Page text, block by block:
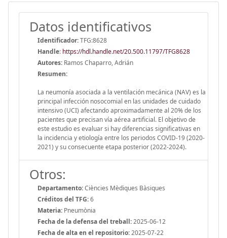
Datos identificativos
Identificador:TFG:8628
Handle: https://hdl.handle.net/20.500.11797/TFG8628
Autores: Ramos Chaparro, Adrián
Resumen:
La neumonía asociada a la ventilación mecánica (NAV) es la
principal infección nosocomial en las unidades de cuidado
intensivo (UCI) afectando aproximadamente al 20% de los
pacientes que precisan vía aérea artificial. El objetivo de
este estudio es evaluar si hay diferencias significativas en
la incidencia y etiología entre los periodos COVID-19 (2020-
2021) y su consecuente etapa posterior (2022-2024).
Otros:
Departamento:Ciències Mèdiques Bàsiques
Créditos del TFG:6
Materia: Pneumònia
Fecha de la defensa del treball:2025-06-12
Fecha de alta en el repositorio:2025-07-22